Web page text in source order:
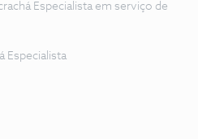
Especialista em serviço de
Especialista